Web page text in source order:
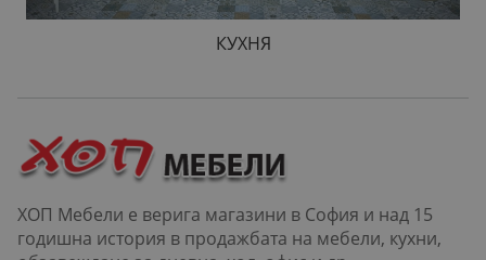
КУХНЯ
ХОП Мебели е верига магазини в София и над 15
годишна история в продажбата на мебели, кухни,